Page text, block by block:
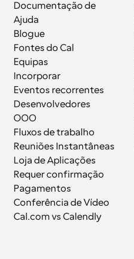
Documentação de
Ajuda
Blogue
Fontes do Cal
Equipas
Incorporar
Eventos recorrentes
Desenvolvedores
OOO
Fluxos de trabalho
Reuniões Instantâneas
Loja de Aplicações
Requer confirmação
Pagamentos
Conferência de Vídeo
Cal.com vs Calendly